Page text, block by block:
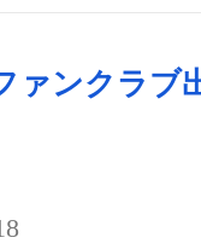
ァンクラブ